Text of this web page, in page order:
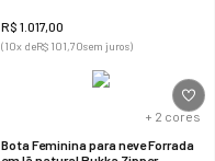
R$ 1 017,00
(10x deR$ 101,70sem juros)
+ 2 cores
Bota Feminina para neve Forrada